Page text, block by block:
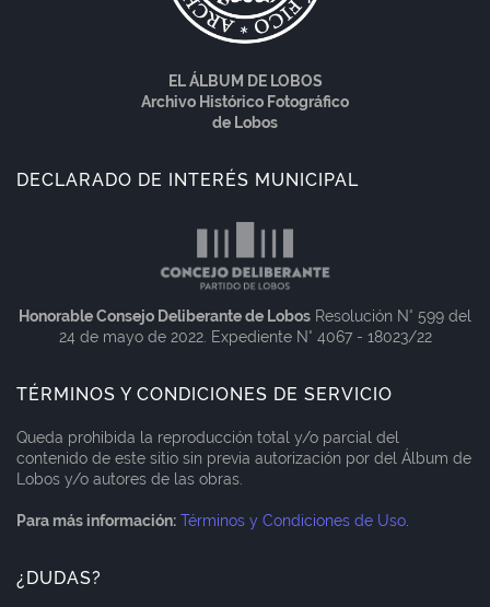
EL ÁLBUM DE LOBOS
Archivo Histórico Fotográfico
de Lobos
DECLARADO DE INTERÉS MUNICIPAL
Honorable Consejo Deliberante de Lobos Resolución N° 599 del
24 de mayo de 2022. Expediente N° 4067 - 18023/22
TÉRMINOS Y CONDICIONES DE SERVICIO
Queda prohibida la reproducción total y/o parcial del
contenido de este sitio sin previa autorización por del Álbum de
Lobos y/o autores de las obras.
Para más información: Términos y Condiciones de Uso.
¿DUDAS?